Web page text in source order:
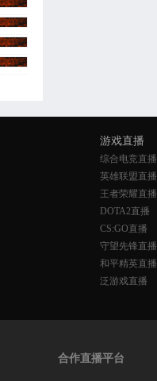
游戏直播
综合电竞直播
英雄联盟直播
王者荣耀直播
DOTA2直播
CS:GO直播
守望先锋直播
和平精英直播
泛游戏直播
合作直播平台